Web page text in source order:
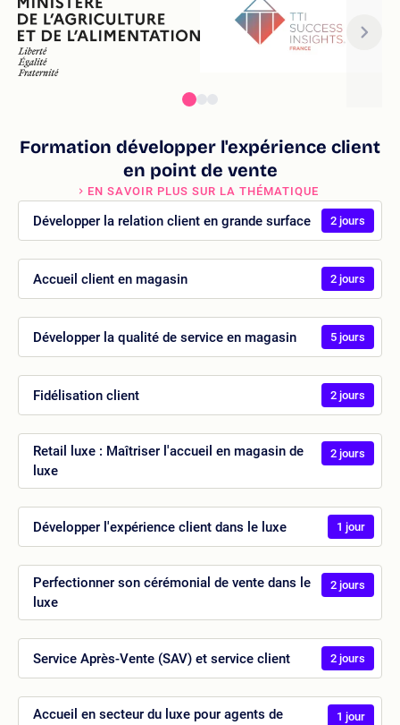
Formation développer l'expérience client
en point de vente
EN SAVOIR PLUS SUR LA THÉMATIQUE
Développer la relation client en grande surface 2 jours
Accueil client en magasin 2 jours
Développer la qualité de service en magasin 5 jours
Fidélisation client 2 jours
Retail luxe : Maîtriser l'accueil en magasin de
luxe
2 jours
Développer l'expérience client dans le luxe 1 jour
Perfectionner son cérémonial de vente dans le
luxe
2 jours
Service Après-Vente (SAV) et service client 2 jours
Accueil en secteur du luxe pour agents de
1 jour